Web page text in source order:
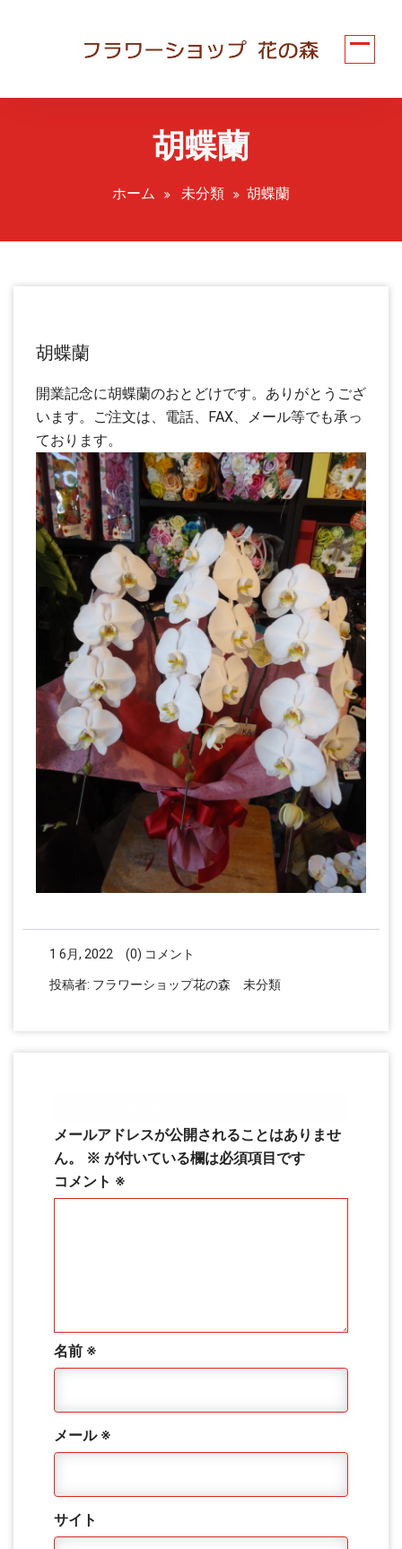
ツ
胡蝶蘭
ホーム 未分類 胡蝶蘭
胡蝶蘭
開業記念に胡蝶蘭のおとどけです。ありがとうござ
います。ご注文は、電話、FAX、メール等でも承っ
ております。
1 6月, 2022 (0) コメント
投稿者: フラワーショップ花の森 未分類
メールアドレスが公開されることはありませ
ん。
※ が付いている欄は必須項目です
コメント ※
名前 ※
メール ※
サイト